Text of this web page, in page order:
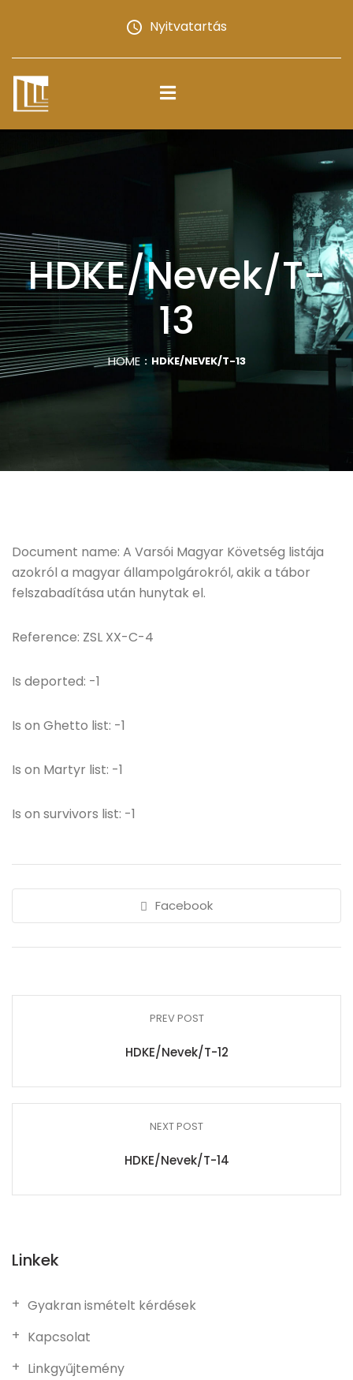
Nyitvatartás
HDKE/Nevek/T-
13
HOME HDKE/NEVEK/T-13
Document name: A Varsói Magyar Követség listája
azokról a magyar állampolgárokról, akik a tábor
felszabadítása után hunytak el.
Reference: ZSL XX-C-4
Is deported: -1
Is on Ghetto list: -1
Is on Martyr list: -1
Is on survivors list: -1
Facebook
PREV POST
HDKE/Nevek/T-12
NEXT POST
HDKE/Nevek/T-14
Linkek
Gyakran ismételt kérdések
Kapcsolat
Linkgyűjtemény